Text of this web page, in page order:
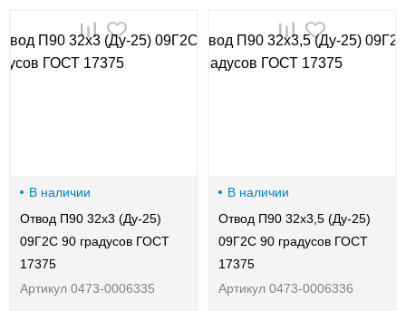
В наличии
Отвод П90 32х3 (Ду-25)
09Г2С 90 градусов ГОСТ
17375
Артикул 0473-0006335
В наличии
Отвод П90 32х3,5 (Ду-25)
09Г2С 90 градусов ГОСТ
17375
Артикул 0473-0006336
00